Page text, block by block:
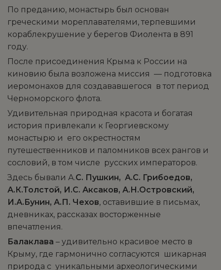
По преданию, монастырь был основан
греческими мореплавателями, терпевшими
кораблекрушение у берегов Фиолента в 891
году.
После присоединения Крыма к России на
киновию была возложена миссия — подготовка
иеромонахов для создававшегося в тот период
Черноморского флота.
Удивительная природная красота и богатая
история привлекали к Георгиевскому
монастырю и его окрестностям
путешественников и паломников всех рангов и
сословий, в том числе русских императоров.
Здесь бывали А.С. Пушкин, А.С. Грибоедов,
А.К.Толстой, И.С. Аксаков, А.Н.Островский,
И.А.Бунин, А.П. Чехов, оставившие в письмах,
дневниках, рассказах восторженные
впечатления.
Балаклава – удивительно красивое место в
Крыму, где гармонично согласуются шикарная
природа с уникальными археологическими